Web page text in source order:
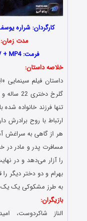
کارگردان: شراره
مدت زمان: 90 دقیقه | سال انتشار:
فرمت: MKV + MP4 | حجم: 729 + 308 مگابایت
خلاصه داستان:
داستان فیلم سینمایی
گلرخ
تنها فرزند خانواده
ارتباط با روح برادرش
هر از گاهی به سراغش
مسافرت پدر و مادر در
را آزار می‌دهد و در
بهرام و دو دختر
به طرز مشکوکی یک یک
بازیگران:
الناز شاکردوست،